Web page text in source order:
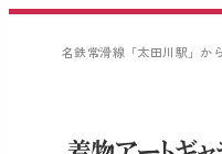
名鉄常滑線「太田川駅」か